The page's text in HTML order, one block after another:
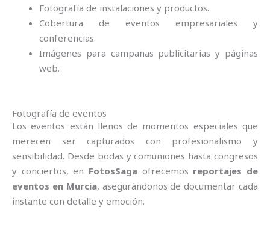
Fotografía de instalaciones y productos.
Cobertura de eventos empresariales y
conferencias.
Imágenes para campañas publicitarias y páginas
web.
Fotografía de eventos
Los eventos están llenos de momentos especiales que
merecen ser capturados con profesionalismo y
sensibilidad. Desde bodas y comuniones hasta congresos
y conciertos, en FotosSaga ofrecemos reportajes de
eventos en Murcia, asegurándonos de documentar cada
instante con detalle y emoción.